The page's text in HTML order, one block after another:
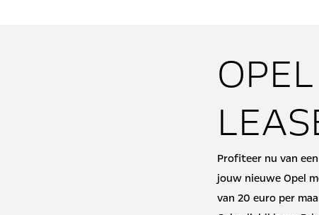
Profiteer nu van
jouw nieuwe Opel
van 20 euro per